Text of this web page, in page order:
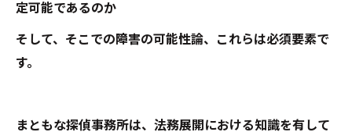
定可能であるのか
そして、そこでの障害の可能性論、これらは必須要素で
す。
まともな探偵事務所は、法務展開における知識を有して